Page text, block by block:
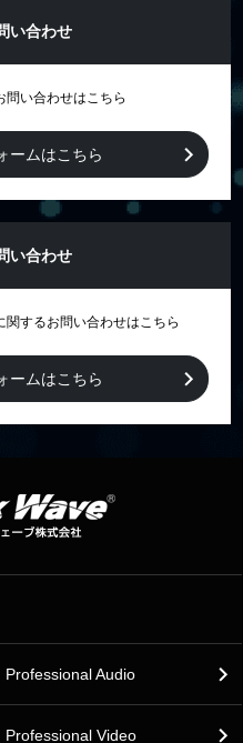
い合わせ
問い合わせはこちら
ームはこちら
い合わせ
するお問い合わせはこちら
ームはこちら
Professional Audio
Professional Video